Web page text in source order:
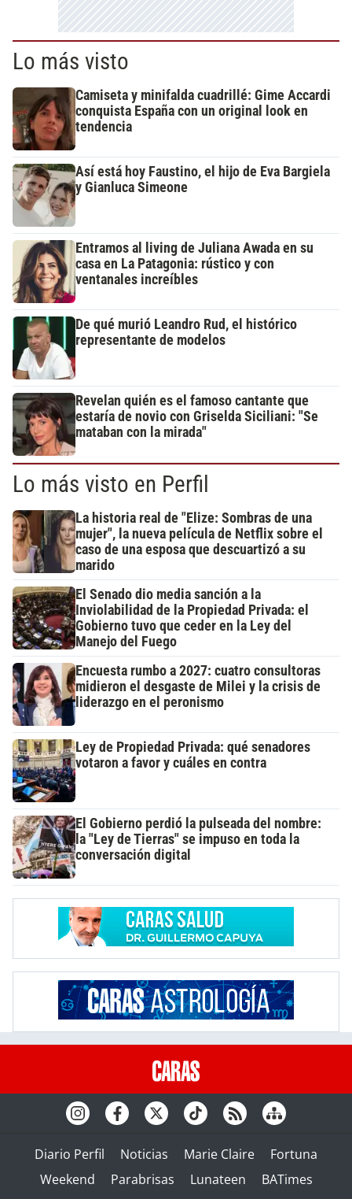
Lo más visto
Camiseta y minifalda cuadrillé: Gime Accardi
conquista España con un original look en
tendencia
Así está hoy Faustino, el hijo de Eva Bargiela
y Gianluca Simeone
Entramos al living de Juliana Awada en su
casa en La Patagonia: rústico y con
ventanales increíbles
De qué murió Leandro Rud, el histórico
representante de modelos
Revelan quién es el famoso cantante que
estaría de novio con Griselda Siciliani: "Se
mataban con la mirada"
Lo más visto en Perfil
La historia real de "Elize: Sombras de una
mujer", la nueva película de Netflix sobre el
caso de una esposa que descuartizó a su
marido
El Senado dio media sanción a la
Inviolabilidad de la Propiedad Privada: el
Gobierno tuvo que ceder en la Ley del
Manejo del Fuego
Encuesta rumbo a 2027: cuatro consultoras
midieron el desgaste de Milei y la crisis de
liderazgo en el peronismo
Ley de Propiedad Privada: qué senadores
votaron a favor y cuáles en contra
El Gobierno perdió la pulseada del nombre:
la "Ley de Tierras" se impuso en toda la
conversación digital
Diario Perfil Noticias Marie Claire
Fortuna
Weekend
Parabrisas Lunateen BATimes